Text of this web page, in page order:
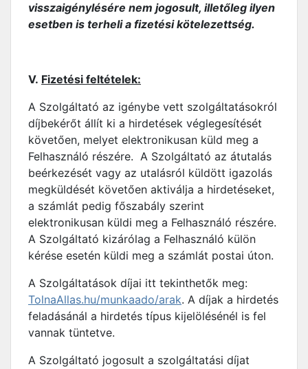
visszaigénylésére nem jogosult, illetőleg ilyen
esetben is terheli a fizetési kötelezettség.
V. Fizetési feltételek:
A Szolgáltató az igénybe vett szolgáltatásokról
díjbekérőt állít ki a hirdetések véglegesítését
követően, melyet elektronikusan küld meg a
Felhasználó részére. A Szolgáltató az átutalás
beérkezését vagy az utalásról küldött igazolás
megküldését követően aktiválja a hirdetéseket,
a számlát pedig főszabály szerint
elektronikusan küldi meg a Felhasználó részére.
A Szolgáltató kizárólag a Felhasználó külön
kérése esetén küldi meg a számlát postai úton.
A Szolgáltatások díjai itt tekinthetők meg:
TolnaAllas.hu/munkaado/arak. A díjak a hirdetés
feladásánál a hirdetés típus kijelölésénél is fel
vannak tüntetve.
A Szolgáltató jogosult a szolgáltatási díjat